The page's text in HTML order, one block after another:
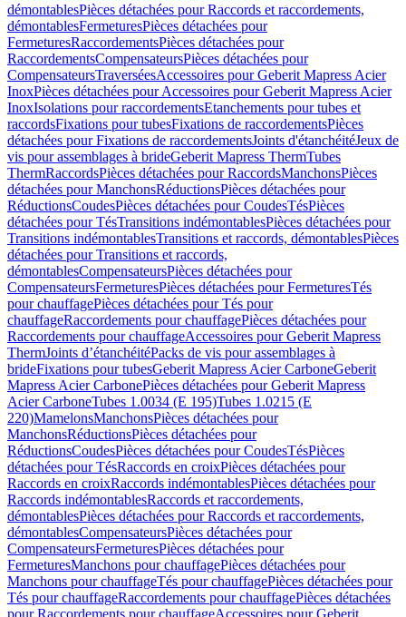
démontablesPièces détachées pour Raccords et raccordements,
démontablesFermeturesPièces détachées pour
FermeturesRaccordementsPièces détachées pour
RaccordementsCompensateursPièces détachées pour
CompensateursTraverséesAccessoires pour Geberit Mapress Acier
InoxPièces détachées pour Accessoires pour Geberit Mapress Acier
InoxIsolations pour raccordementsEtanchements pour tubes et
raccordsFixations pour tubesFixations de raccordementsPièces
détachées pour Fixations de raccordementsJoints d'étanchéitéJeux de
vis pour assemblages à brideGeberit Mapress ThermTubes
ThermRaccordsPièces détachées pour RaccordsManchonsPièces
détachées pour ManchonsRéductionsPièces détachées pour
RéductionsCoudesPièces détachées pour CoudesTésPièces
détachées pour TésTransitions indémontablesPièces détachées pour
Transitions indémontablesTransitions et raccords, démontablesPièces
détachées pour Transitions et raccords,
démontablesCompensateursPièces détachées pour
CompensateursFermeturesPièces détachées pour FermeturesTés
pour chauffagePièces détachées pour Tés pour
chauffageRaccordements pour chauffagePièces détachées pour
Raccordements pour chauffageAccessoires pour Geberit Mapress
ThermJoints d’étanchéitéPacks de vis pour assemblages à
brideFixations pour tubesGeberit Mapress Acier CarboneGeberit
Mapress Acier CarbonePièces détachées pour Geberit Mapress
Acier CarboneTubes 1.0034 (E 195)Tubes 1.0215 (E
220)MamelonsManchonsPièces détachées pour
ManchonsRéductionsPièces détachées pour
RéductionsCoudesPièces détachées pour CoudesTésPièces
détachées pour TésRaccords en croixPièces détachées pour
Raccords en croixRaccords indémontablesPièces détachées pour
Raccords indémontablesRaccords et raccordements,
démontablesPièces détachées pour Raccords et raccordements,
démontablesCompensateursPièces détachées pour
CompensateursFermeturesPièces détachées pour
FermeturesManchons pour chauffagePièces détachées pour
Manchons pour chauffageTés pour chauffagePièces détachées pour
Tés pour chauffageRaccordements pour chauffagePièces détachées
pour Raccordements pour chauffageAccessoires pour Geberit